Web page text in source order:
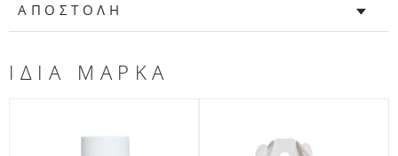
ΑΠΟΣΤΟΛΗ
ΙΔΙΑ ΜΑΡΚΑ